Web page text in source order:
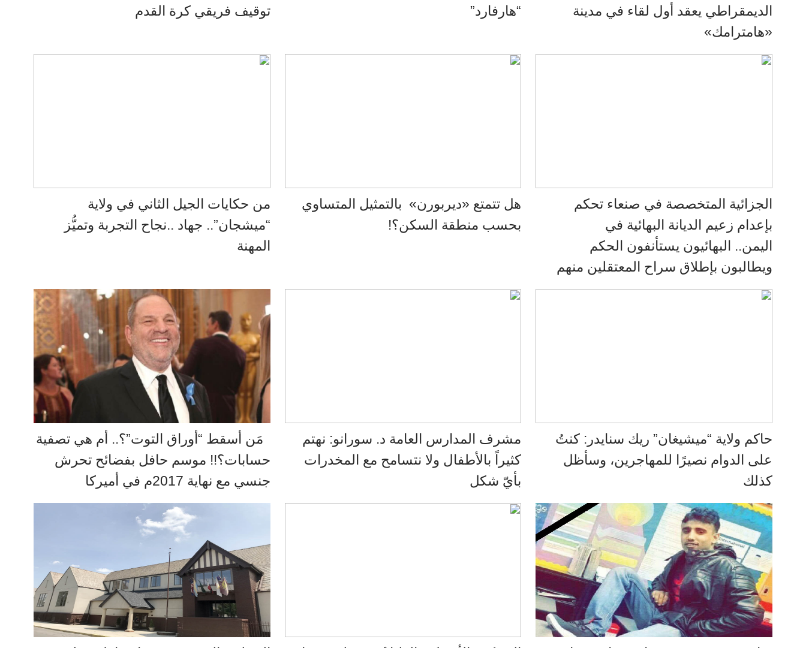
الديمقراطي يعقد أول لقاء في مدينة
«هامترامك»
“هارفارد”
توقيف فريقي كرة القدم
الجزائية المتخصصة في صنعاء تحكم
بإعدام زعيم الديانة البهائية في
اليمن.. البهائيون يستأنفون الحكم
ويطالبون بإطلاق سراح المعتقلين منهم
هل تتمتع «ديربورن» بالتمثيل المتساوي
بحسب منطقة السكن؟!
من حكايات الجيل الثاني في ولاية
“ميشجان”.. جهاد ..نجاح التجربة وتميُّز
المهنة
حاكم ولاية “ميشيغان” ريك سنايدر: كنتُ
على الدوام نصيرًا للمهاجرين، وسأظل
كذلك
مشرف المدارس العامة د. سورانو: نهتم
كثيراً بالأطفال ولا نتسامح مع المخدرات
بأيّ شكل
مَن أسقط “أوراق التوت”؟.. أم هي تصفية
حسابات؟!! موسم حافل بفضائح تحرش
جنسي مع نهاية 2017م في أميركا